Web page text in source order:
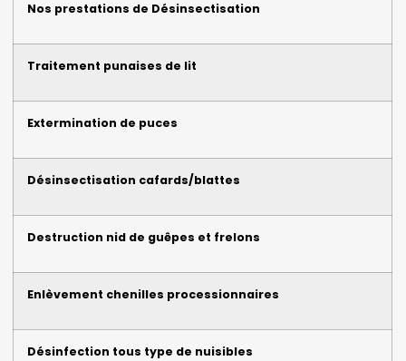
Nos prestations de Désinsectisation
Traitement punaises de lit
Extermination de puces
Désinsectisation cafards/blattes
Destruction nid de guêpes et frelons
Enlèvement chenilles processionnaires
Désinfection tous type de nuisibles